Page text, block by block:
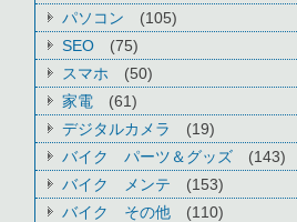
パソコン
(105)
SEO
(75)
スマホ
(50)
家電
(61)
デジタルカメラ
(19)
バイク パーツ＆グッズ
(143)
バイク メンテ
(153)
バイク その他
(110)